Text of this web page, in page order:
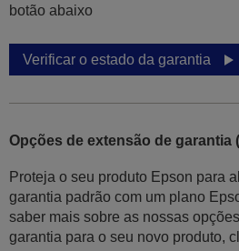
botão abaixo
Verificar o estado da garantia
Opções de extensão de garantia
Proteja o seu produto Epson para
garantia padrão com um plano
saber mais sobre as nossas
garantia para o seu novo produto,